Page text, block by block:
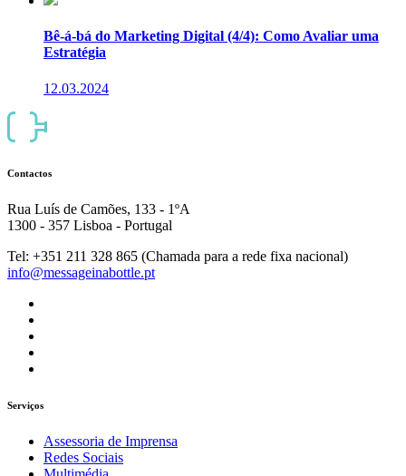
Bê-á-bá do Marketing Digital (4/4): Como Avaliar uma
Estratégia
12.03.2024
Contactos
Rua Luís de Camões, 133 - 1ºA
1300 - 357 Lisboa - Portugal
Tel: +351 211 328 865 (Chamada para a rede fixa nacional)
info@messageinabottle.pt
Serviços
Assessoria de Imprensa
Redes Sociais